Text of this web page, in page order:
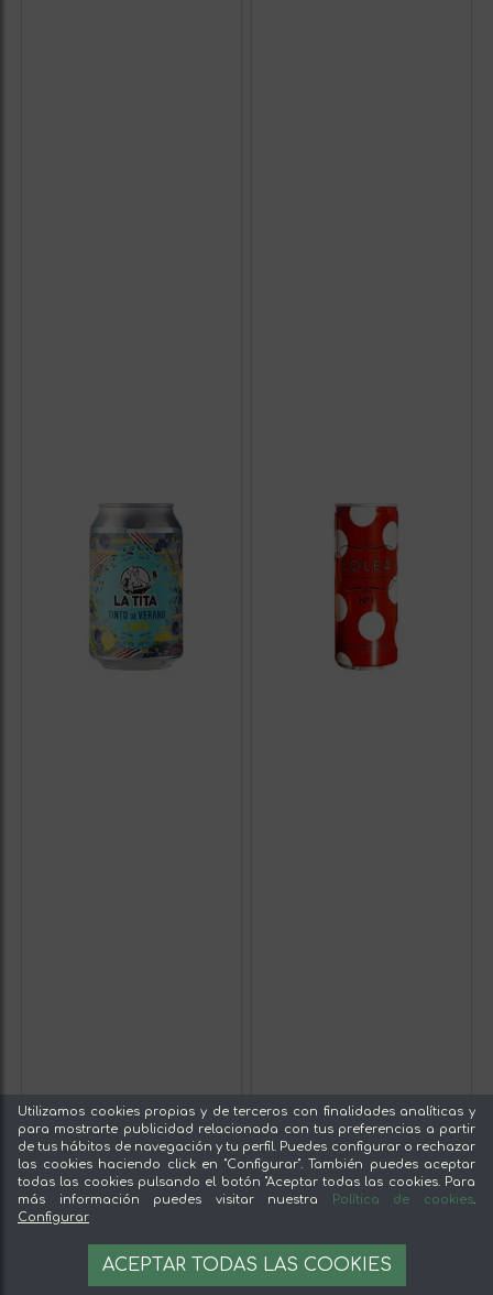
Utilizamos cookies propias y de terceros con finalidades analíticas y
para mostrarte publicidad relacionada con tus preferencias a partir
de tus hábitos de navegación y tu perfil. Puedes configurar o rechazar
las cookies haciendo click en "Configurar". También puedes aceptar
todas las cookies pulsando el botón "Aceptar todas las cookies. Para
más información puedes visitar nuestra
Política de cookies.
Configurar
ACEPTAR TODAS LAS COOKIES